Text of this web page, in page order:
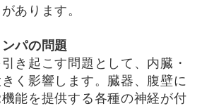
あります。
パの問題
き起こす問題として、内臓・
く影響します。臓器、腹壁に
能を提供する各種の神経が付